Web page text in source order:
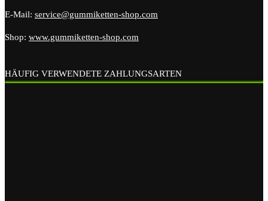
E-Mail: service@gummiketten-shop.com
Shop: www.gummiketten-shop.com
HÄUFIG VERWENDETE ZAHLUNGSARTEN